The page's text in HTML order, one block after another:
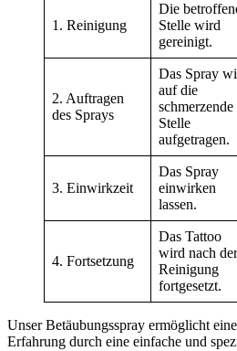
1. Reinigung
Die
Stelle wird
gereinigt.
2. Auftragen
des Sprays
Das Spray
auf die
schmerzende
Stelle
aufgetragen.
3. Einwirkzeit
Das Spray
einwirken
lassen.
4. Fortsetzung
Das Tattoo
wird nach der
Reinigung
fortgesetzt.
Unser Betäubungsspray ermöglicht
Erfahrung durch eine einfache und